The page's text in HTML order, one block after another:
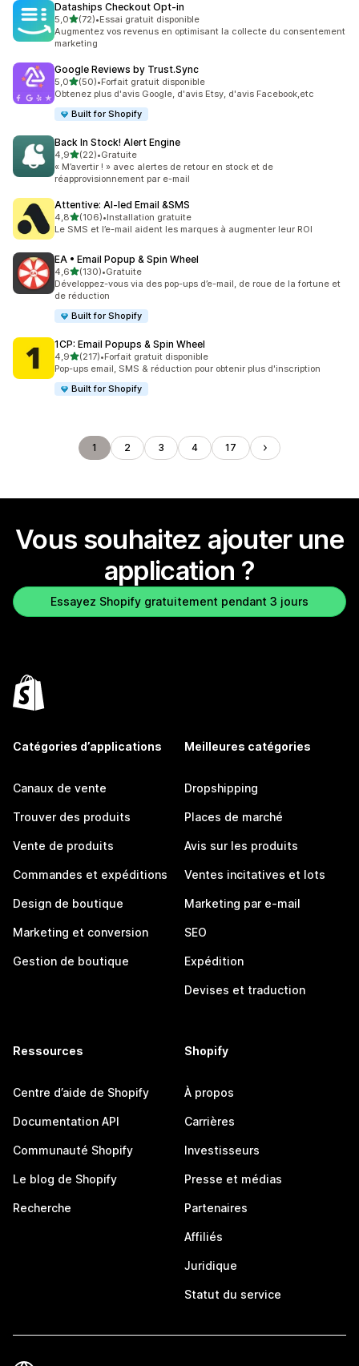
Dataships Checkout Opt‑in
5,0étoile(s) sur 5
(72)
72 avis au total
•Essai gratuit disponible
Augmentez vos revenus en optimisant la collecte du consentement
marketing
Google Reviews by Trust.Sync
5,0étoile(s) sur 5
(50)
50 avis au total
•Forfait gratuit disponible
Obtenez plus d'avis Google, d'avis Etsy, d'avis Facebook,etc
Built for Shopify
Back In Stock! Alert Engine
4,9étoile(s) sur 5
(22)
22 avis au total
•Gratuite
« M’avertir ! » avec alertes de retour en stock et de
réapprovisionnement par e-mail
Attentive: AI‑led Email &SMS
4,8étoile(s) sur 5
(106)
106 avis au total
•Installation gratuite
Le SMS et l’e-mail aident les marques à augmenter leur ROI
EA • Email Popup & Spin Wheel
4,6étoile(s) sur 5
(130)
130 avis au total
•Gratuite
Développez-vous via des pop-ups d’e-mail, de roue de la fortune et
de réduction
Built for Shopify
1CP: Email Popups & Spin Wheel
4,9étoile(s) sur 5
(217)
217 avis au total
•Forfait gratuit disponible
Pop-ups email, SMS & réduction pour obtenir plus d'inscription
Built for Shopify
1 2 3 4 17
Vous souhaitez ajouter une
application ?
Essayez Shopify gratuitement pendant 3 jours
Catégories d’applications
Canaux de vente
Trouver des produits
Vente de produits
Commandes et expéditions
Design de boutique
Marketing et conversion
Gestion de boutique
Meilleures catégories
Dropshipping
Places de marché
Avis sur les produits
Ventes incitatives et lots
Marketing par e-mail
SEO
Expédition
Devises et traduction
Ressources
Centre d’aide de Shopify
Documentation API
Communauté Shopify
Le blog de Shopify
Recherche
Shopify
À propos
Carrières
Investisseurs
Presse et médias
Partenaires
Affiliés
Juridique
Statut du service